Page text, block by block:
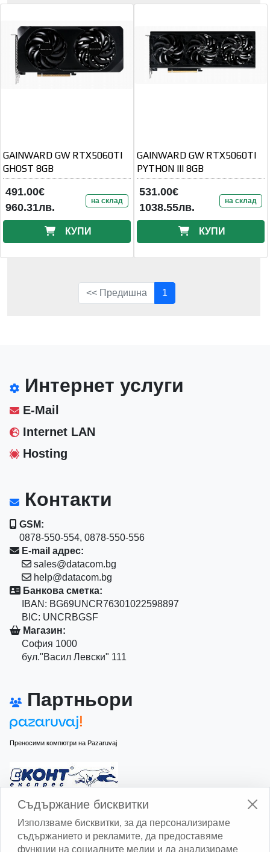
GAINWARD GW RTX5060TI
GHOST 8GB
491.00€
960.31лв.
на склад
КУПИ
GAINWARD GW RTX5060TI
PYTHON III 8GB
531.00€
1038.55лв.
на склад
КУПИ
<< Предишна 1
Интернет услуги
E-Mail
Internet LAN
Hosting
Контакти
GSM:
0878-550-554, 0878-550-556
E-mail адрес:
sales@datacom.bg
help@datacom.bg
Банкова сметка:
IBAN: BG69UNCR76301022598897
BIC: UNCRBGSF
Магазин:
София 1000
бул."Васил Левски" 111
Партньори
Преносими компютри на Pazaruvaj
Изчисли доставката с Еконт
Съдържание бисквитки
Използваме бисквитки, за да персонализираме
съдържанието и рекламите, да предоставяме
функции на социалните медии и да анализираме